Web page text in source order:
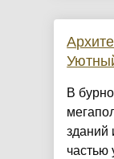
​В
зданий
частью